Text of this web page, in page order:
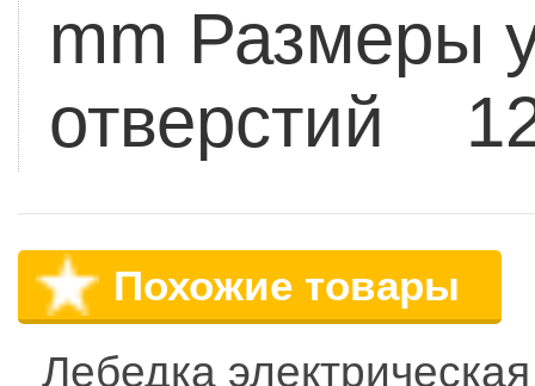
mm Размеры
отверстий
Похожие товары
Лебедка